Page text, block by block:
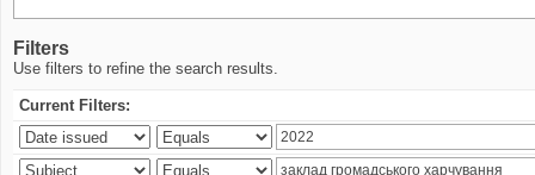
Filters
Use filters to refine the search results.
Current Filters: